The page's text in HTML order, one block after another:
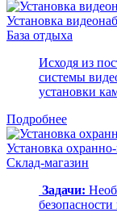
Установка
База отдыха
Исходя из
системы
установки
Подробнее
Установка
Склад-магазин
Задачи: